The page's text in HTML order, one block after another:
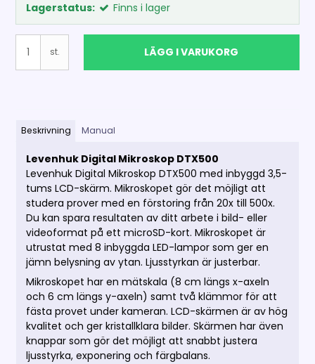
Lagerstatus: Finns i lager
st. LÄGG I VARUKORG
Beskrivning Manual
Levenhuk Digital Mikroskop DTX500
Levenhuk Digital Mikroskop DTX500 med inbyggd 3,5-
tums LCD-skärm. Mikroskopet gör det möjligt att
studera prover med en förstoring från 20x till 500x.
Du kan spara resultaten av ditt arbete i bild- eller
videoformat på ett microSD-kort. Mikroskopet är
utrustat med 8 inbyggda LED-lampor som ger en
jämn belysning av ytan. Ljusstyrkan är justerbar.
Mikroskopet har en mätskala (8 cm längs x-axeln
och 6 cm längs y-axeln) samt två klämmor för att
fästa provet under kameran. LCD-skärmen är av hög
kvalitet och ger kristallklara bilder. Skärmen har även
knappar som gör det möjligt att snabbt justera
ljusstyrka, exponering och färgbalans.